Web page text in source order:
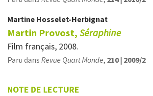
Martine Hosselet-Herbignat
Martin Provost, Séraphine
Film français, 2008.
Paru dans Revue Quart Monde, 210 | 2009/2
NOTE DE LECTURE